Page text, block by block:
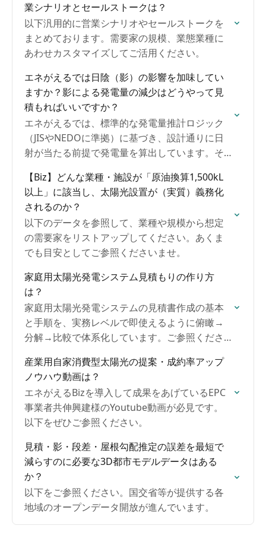
業シナリオとセールストークは？
以下汎用的に営業シナリオやセールストークを
まとめております。需要家の規模、業態業種に
あわせカスタマイズしてご活用ください。
エネがえるでは日陰（影）の影響を加味してい
ますか？影による発電量の減少はどうやって見
積もればいいですか？
エネがえるでは、標準的な発電量推計ロジック
（JISやNEDOに準拠）に基づき、設計通りに日
射が当たる前提で発電量を算出しています。そ
による影の影響は自動では加味されていませ
ん。ただし、ロスを簡易試算して加味すること
は月別発電量の補正が可能
【Biz】どんな業種・施設が「原油換算1,500kL
以上」に該当し、太陽光設置が（実質）義務化
されるのか？
以下のデータを参照して、業種や規模から想定
の需要家をリストアップしてください。あくま
でも目安としてご参照くださいませ。
家庭用太陽光発電システム見積もりの作り方
は？
家庭用太陽光発電システムの見積書作成の基本
と手順を、実務レベルで即使えるように俯瞰→
分解→比較で体系化しています。ご参照くださ
産業用自家消費型太陽光の提案・成約率アップ
ノウハウ動画は？
エネがえるBizを導入して成果をあげているEPC
事業者共伸興建様のYoutube動画が必見です。
以下をぜひご参照ください。
見積・影・段差・屋根勾配推定の誤差を最短で
減らすのに必要な3D都市モデルデータはある
か？
以下をご参照ください。国交省等が提供する各
地域のオープンデータ開放が進んでいます。